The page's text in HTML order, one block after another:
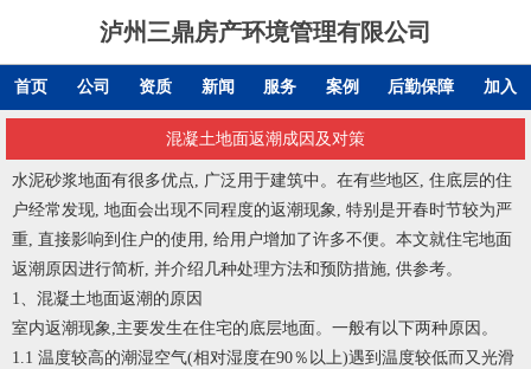
泸州三鼎房产环境管理有限公司
首页 公司 资质 新闻 服务 案例 后勤保障 加入
混凝土地面返潮成因及对策
水泥砂浆地面有很多优点, 广泛用于建筑中。在有些地区, 住底层的住
户经常发现, 地面会出现不同程度的返潮现象, 特别是开春时节较为严
重, 直接影响到住户的使用, 给用户增加了许多不便。本文就住宅地面
返潮原因进行简析, 并介绍几种处理方法和预防措施, 供参考。
1、混凝土地面返潮的原因
室内返潮现象,主要发生在住宅的底层地面。一般有以下两种原因。
1.1 温度较高的潮湿空气(相对湿度在90％以上)遇到温度较低而又光滑